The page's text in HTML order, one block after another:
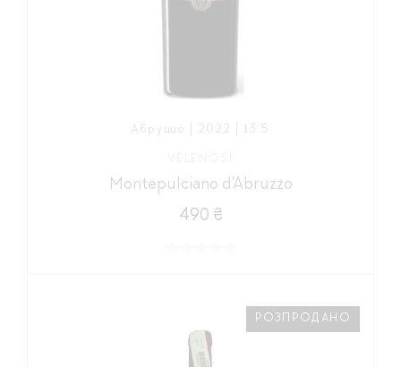
Абруццо | 2022 | 13,5
Montepulciano d'Abruzzo
490 ₴
РОЗПРОДАНО